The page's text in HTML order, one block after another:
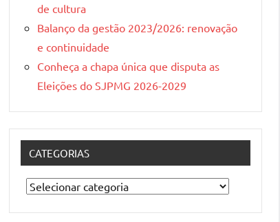
de cultura
Balanço da gestão 2023/2026: renovação
e continuidade
Conheça a chapa única que disputa as
Eleições do SJPMG 2026-2029
CATEGORIAS
Categorias